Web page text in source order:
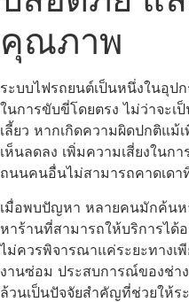
คุณภาพ
ระบบไฟรถยนต์เป็นหนึ่งในอุ
ในการขับขี่โดยตรง ไม่ว่าจะเ
เลี้ยว หากเกิดความผิดปกติแม้
เห็นลดลง เพิ่มความเสี่ยงในก
ถนนคนอื่นไม่สามารถคาดเด
เมื่อพบปัญหา หลายคนมักค้นห
หาร้านที่สามารถให้บริการได้
ไม่ควรพิจารณาแค่ระยะทางเ
งานซ่อม ประสบการณ์ของช่า
ล้วนเป็นปัจจัยสำคัญที่ช่วยให้ร